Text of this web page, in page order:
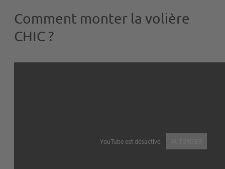
Comment monter la volière
CHIC ?
YouTube est désactivé.